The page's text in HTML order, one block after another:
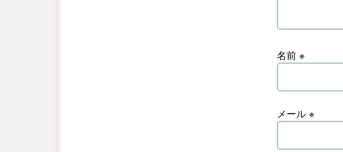
名前 ※
メール ※